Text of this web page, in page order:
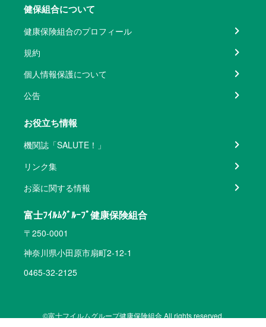
健保組合について
健康保険組合のプロフィール
規約
個人情報保護について
公告
お役立ち情報
機関誌「SALUTE！」
リンク集
お薬に関する情報
富士ﾌｲﾙﾑｸﾞﾙｰﾌﾟ健康保険組合
〒250-0001
神奈川県小田原市扇町2-12-1
0465-32-2125
©富士フイルムグループ健康保険組合 All rights reserved.